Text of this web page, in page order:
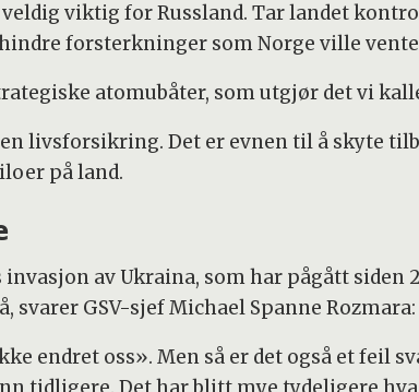
veldig viktig for Russland. Tar landet
forsterkninger som Norge ville
atomubåter, som utgjør det vi
livsforsikring. Det er evnen til å skyte
på land.
av Ukraina, som har pågått siden
svarer GSV-sjef Michael Spanne Rozmara:
endret oss». Men så er det også et feil